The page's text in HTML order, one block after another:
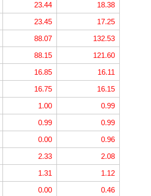
23.44
18.38
23.45
17.25
88.07
132.53
88.15
121.60
16.85
16.11
16.75
16.15
1.00
0.99
0.99
0.99
0.00
0.96
2.33
2.08
1.31
1.12
0.00 0.46